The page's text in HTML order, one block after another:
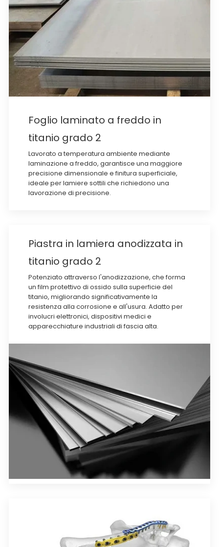
Foglio laminato a freddo in
titanio grado 2
Lavorato a temperatura ambiente mediante
laminazione a freddo, garantisce una maggiore
precisione dimensionale e finitura superficiale,
ideale per lamiere sottili che richiedono una
lavorazione di precisione.
Piastra in lamiera anodizzata in
titanio grado 2
Potenziato attraverso l'anodizzazione, che forma
un film protettivo di ossido sulla superficie del
titanio, migliorando significativamente la
resistenza alla corrosione e all'usura. Adatto per
involucri elettronici, dispositivi medici e
apparecchiature industriali di fascia alta.